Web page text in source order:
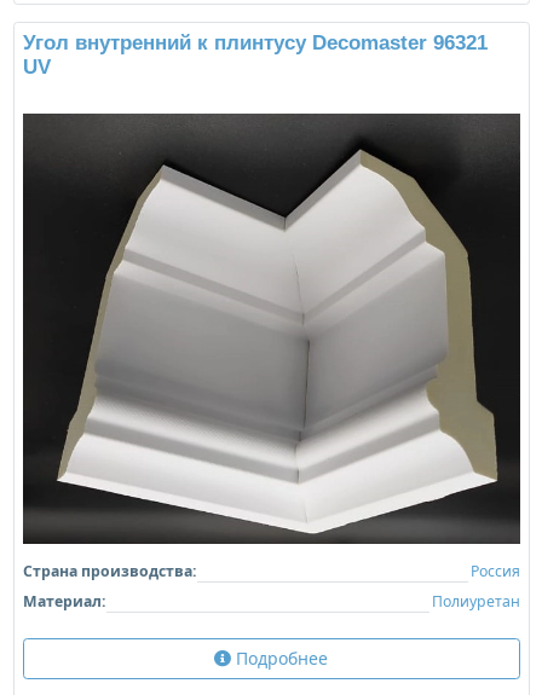
Угол внутренний к плинтусу Decomaster 96321
UV
Страна производства:
Россия
Материал:
Полиуретан
Подробнее